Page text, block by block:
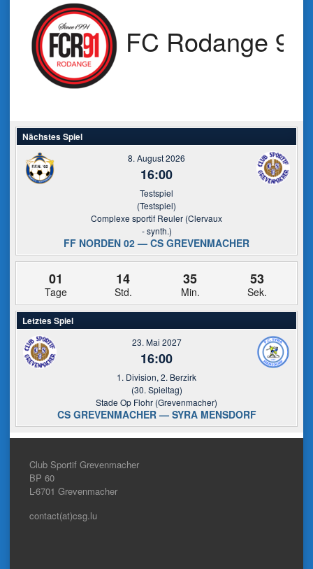
FC Rodange 91
Nächstes Spiel
8. August 2026
16:00
Testspiel
(Testspiel)
Complexe sportif Reuler (Clervaux
- synth.)
FF NORDEN 02 — CS GREVENMACHER
01
Tage
14
Std.
35
Min.
53
Sek.
Letztes Spiel
23. Mai 2027
16:00
1. Division, 2. Berzirk
(30. Spieltag)
Stade Op Flohr (Grevenmacher)
CS GREVENMACHER — SYRA MENSDORF
Club Sportif Grevenmacher
BP 60
L-6701 Grevenmacher
contact(at)csg.lu